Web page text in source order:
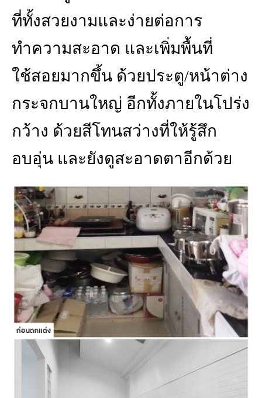
ที่ทั้งสวยงามและง่ายต่อการ
ทำความสะอาด และเพิ่มพื้นที่
ใช้สอยมากขึ้น ด้วยประตู/หน้าต่าง
กระจกบานใหญ่ อีกทั้งภายในโปร่ง
กว้าง ด้วยสีโทนสว่างที่ให้รู้สึก
อบอุ่น และยังดูสะอาดตาอีกด้วย